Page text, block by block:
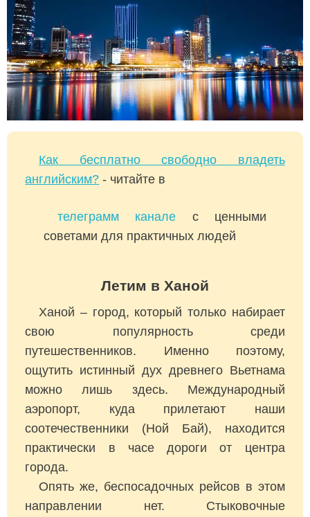
Как бесплатно свободно владеть
английским? - читайте в
телеграмм канале с ценными
советами для практичных людей
Летим в Ханой
Ханой – город, который только набирает
свою популярность среди
путешественников. Именно поэтому,
ощутить истинный дух древнего Вьетнама
можно лишь здесь. Международный
аэропорт, куда прилетают наши
соотечественники (Ной Бай), находится
практически в часе дороги от центра
города.
Опять же, беспосадочных рейсов в этом
направлении нет. Стыковочные